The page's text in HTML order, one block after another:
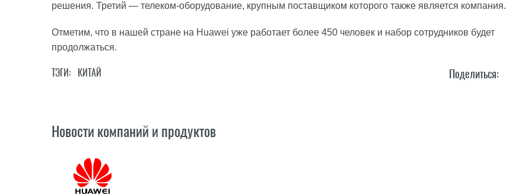
решения. Третий — телеком-оборудование, крупным поставщиком которого также является компания.
Отметим, что в нашей стране на Huawei уже работает более 450 человек и набор сотрудников будет
продолжаться.
Поделиться:
ТЭГИ: КИТАЙ
Новости компаний и продуктов